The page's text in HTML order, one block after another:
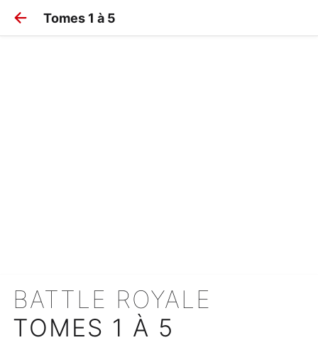
Tomes 1 à 5
BATTLE ROYALE
TOMES 1 À 5